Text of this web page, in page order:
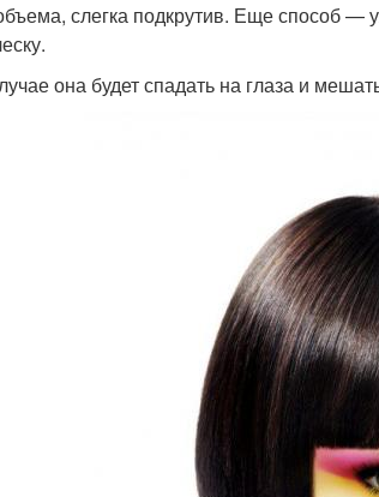
слегка подкрутив. Еще способ —
она будет спадать на глаза и